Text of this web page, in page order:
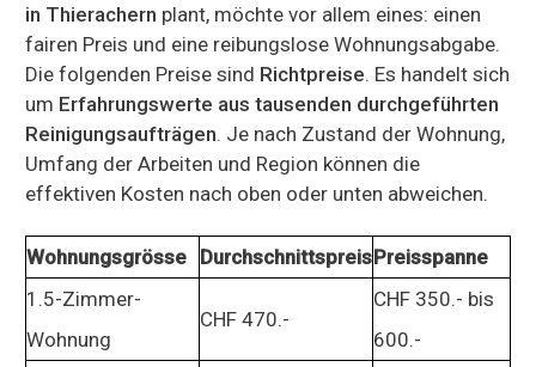
in Thierachern plant, möchte vor allem eines: einen
fairen Preis und eine reibungslose Wohnungsabgabe.
Die folgenden Preise sind Richtpreise. Es handelt sich
um Erfahrungswerte aus tausenden durchgeführten
Reinigungsaufträgen. Je nach Zustand der Wohnung,
Umfang der Arbeiten und Region können die
effektiven Kosten nach oben oder unten abweichen.
Wohnungsgrösse DurchschnittspreisPreisspanne
1.5-Zimmer-
Wohnung
CHF 470.-
CHF 350.- bis
600.-